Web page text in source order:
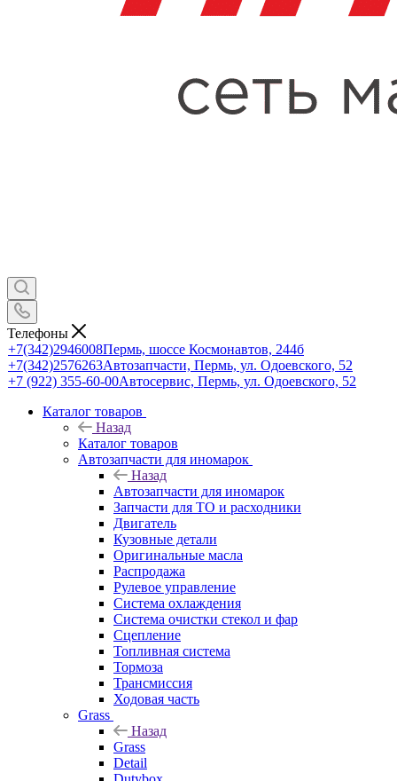
Телефоны
+7(342)2946008Пермь, шоссе Космонавтов, 244б
+7(342)2576263Автозапчасти, Пермь, ул. Одоевского, 52
+7 (922) 355-60-00Автосервис, Пермь, ул. Одоевского, 52
Каталог товаров
Назад
Каталог товаров
Автозапчасти для иномарок
Назад
Автозапчасти для иномарок
Запчасти для ТО и расходники
Двигатель
Кузовные детали
Оригинальные масла
Распродажа
Рулевое управление
Система охлаждения
Система очистки стекол и фар
Сцепление
Топливная система
Тормоза
Трансмиссия
Ходовая часть
Grass
Назад
Grass
Detail